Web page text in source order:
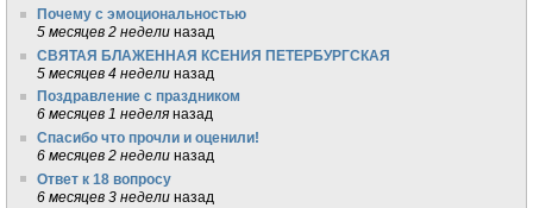
Почему с эмоциональностью
5 месяцев 2 недели назад
СВЯТАЯ БЛАЖЕННАЯ КСЕНИЯ ПЕТЕРБУРГСКАЯ
5 месяцев 4 недели назад
Поздравление с праздником
6 месяцев 1 неделя назад
Спасибо что прочли и оценили!
6 месяцев 2 недели назад
Ответ к 18 вопросу
6 месяцев 3 недели назад